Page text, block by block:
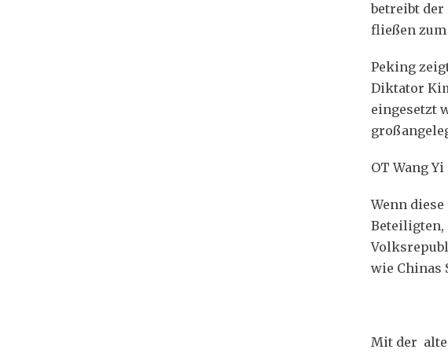
betreibt der
fließen
Peking
Diktator
eingesetzt
OT Wang Yi
Wenn
Beteiligten,
wie Chinas
Mit der